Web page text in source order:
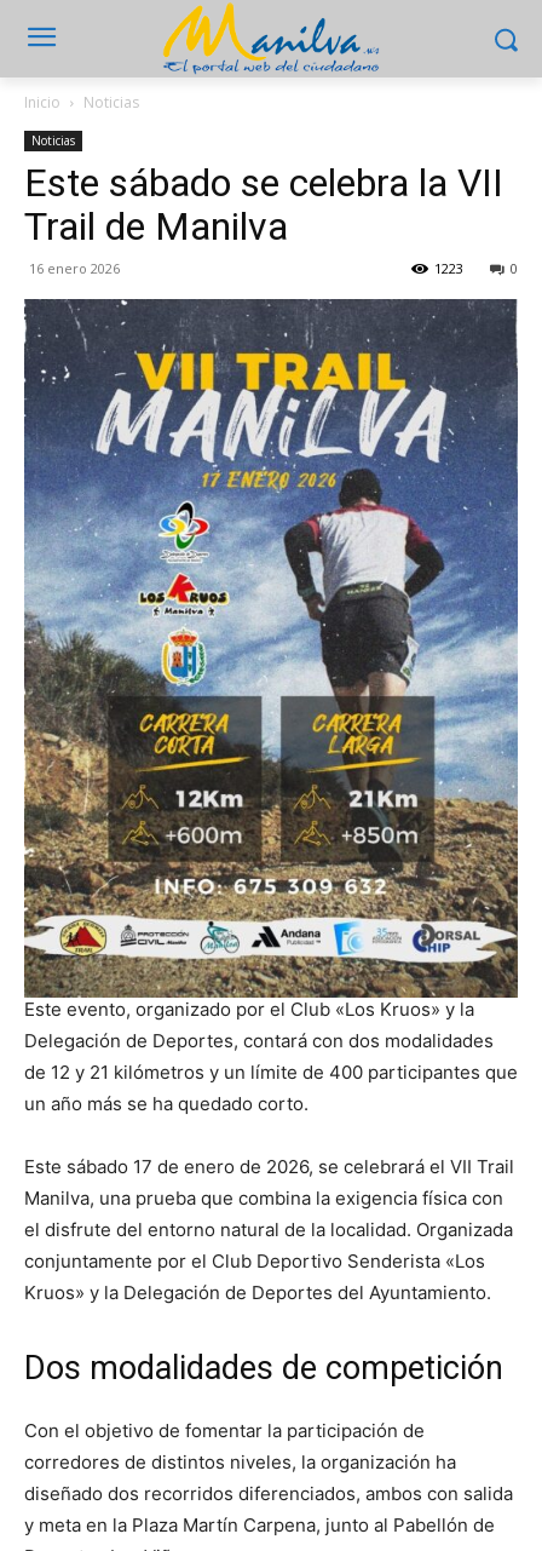
Inicio Noticias
Noticias
Este sábado se celebra la VII
Trail de Manilva
16 enero 2026 0
1223
Este evento, organizado por el Club «Los Kruos» y la
Delegación de Deportes, contará con dos modalidades
de 12 y 21 kilómetros y un límite de 400 participantes que
un año más se ha quedado corto.
Este sábado 17 de enero de 2026, se celebrará el VII Trail
Manilva, una prueba que combina la exigencia física con
el disfrute del entorno natural de la localidad. Organizada
conjuntamente por el Club Deportivo Senderista «Los
Kruos» y la Delegación de Deportes del Ayuntamiento.
Dos modalidades de competición
Con el objetivo de fomentar la participación de
corredores de distintos niveles, la organización ha
diseñado dos recorridos diferenciados, ambos con salida
y meta en la Plaza Martín Carpena, junto al Pabellón de